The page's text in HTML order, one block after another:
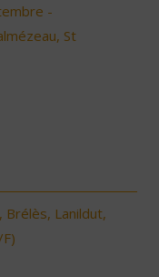
-
St
Brélès, Lanildut,